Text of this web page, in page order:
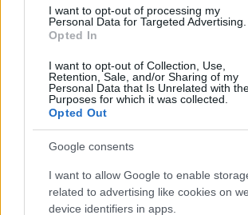
I want to opt-out of processing my
Personal Data for Targeted Advertising.
Opted In
I want to opt-out of Collection, Use,
Retention, Sale, and/or Sharing of my
Personal Data that Is Unrelated with
Purposes for which it was collected.
Opted Out
Google consents
I want to allow Google to enable
related to advertising like cookies on
device identifiers in apps.
böngésző, amely saját magát
saját létét tagadja. De filozofálás
utóbbi címet pedig érdemeljétek ki
elolvassátok kolbenheyer…
Hülye Google
2009. március 06.
Mindig szerettem volna valami igazi